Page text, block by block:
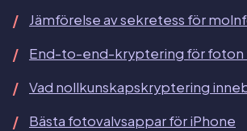
Jämförelse av sekretess för
End-to-end-kryptering för foton
Vad nollkunskapskryptering
Bästa fotovalvsappar för iPhone